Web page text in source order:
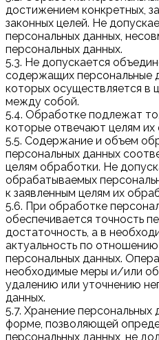
достижением конкретных,
законных целей. Не
персональных данных,
персональных данных.
5.3. Не допускается
содержащих персональные
которых осуществляется в
между собой.
5.4. Обработке подлежат
которые отвечают целям их
5.5. Содержание и объем
персональных данных
целям обработки. Не
обрабатываемых
к заявленным целям их
5.6. При обработке
обеспечивается точность
достаточность, а в
актуальность по
персональных данных.
необходимые меры и/или
удалению или уточнению
данных.
5.7. Хранение
форме, позволяющей
персональных данных, не